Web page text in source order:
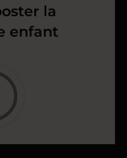
la
enfant